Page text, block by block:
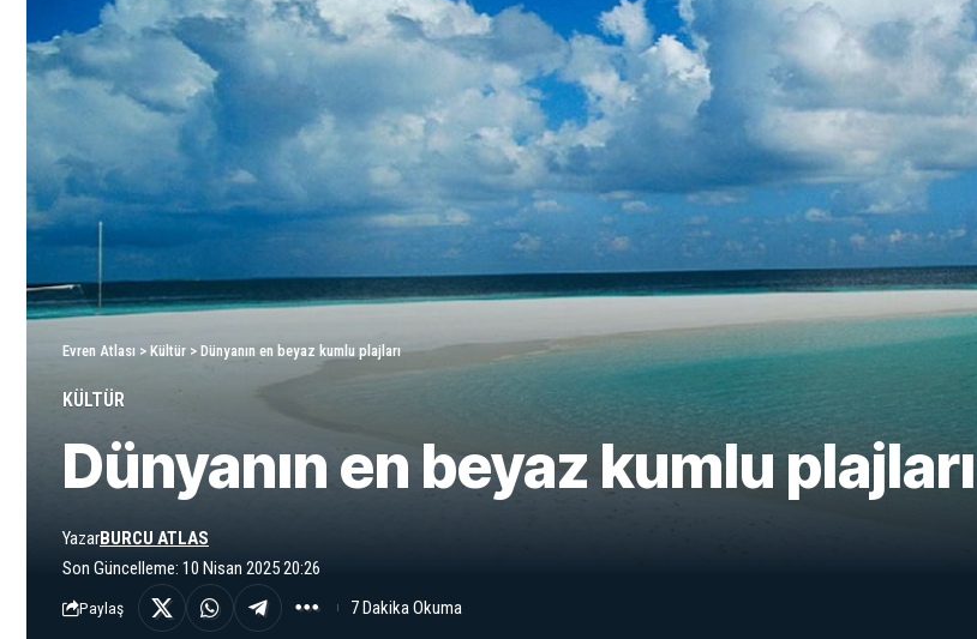
Evren Atlası > Kültür > Dünyanın en beyaz kumlu plajları
KÜLTÜR
Dünyanın en beyaz kumlu plajları
Son Güncelleme: 10 Nisan 2025 20:26
YazarBURCU ATLAS
Paylaş 7 Dakika Okuma